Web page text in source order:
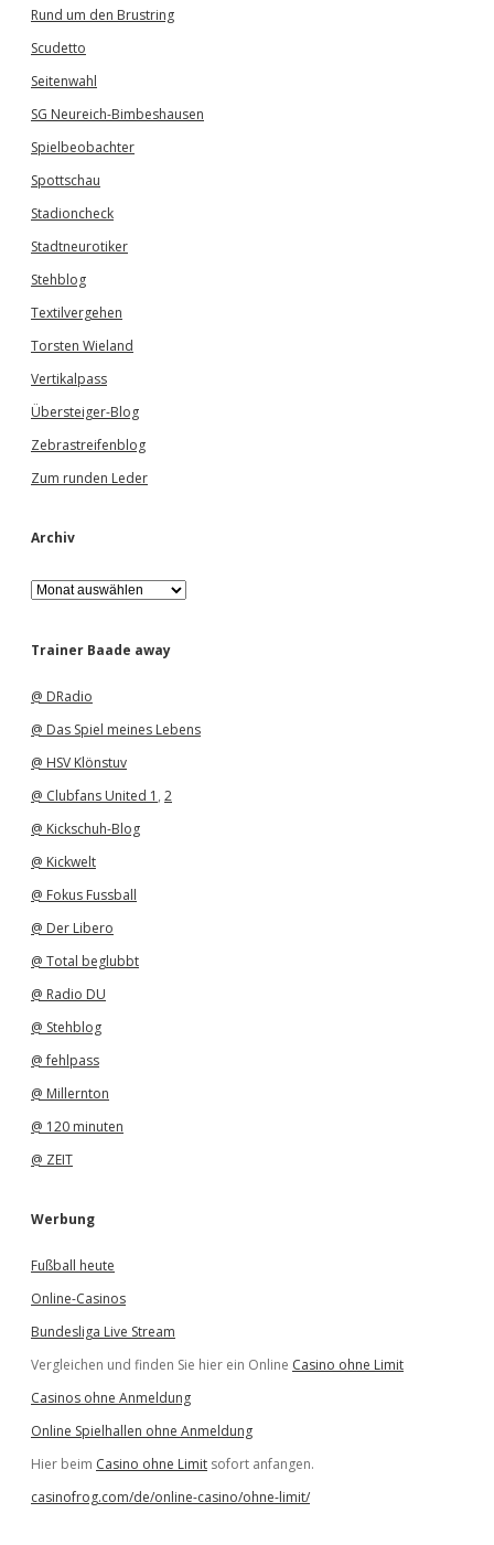
Rund um den Brustring
Scudetto
Seitenwahl
SG Neureich-Bimbeshausen
Spielbeobachter
Spottschau
Stadioncheck
Stadtneurotiker
Stehblog
Textilvergehen
Torsten Wieland
Vertikalpass
Übersteiger-Blog
Zebrastreifenblog
Zum runden Leder
Archiv
A
r
h
Trainer Baade away
@ DRadio
@ Das Spiel meines Lebens
@ HSV Klönstuv
@ Clubfans United 1 , 2
@ Kickschuh-Blog
@ Kickwelt
@ Fokus Fussball
@ Der Libero
@ Total beglubbt
@ Radio DU
@ Stehblog
@ fehlpass
@ Millernton
@ 120 minuten
@ ZEIT
Werbung
Fußball heute
Online-Casinos
Bundesliga Live Stream
Vergleichen und finden Sie hier ein Online Casino ohne Limit
Casinos ohne Anmeldung
Online Spielhallen ohne Anmeldung
Hier beim Casino ohne Limit sofort anfangen.
casinofrog.com/de/online-casino/ohne-limit/